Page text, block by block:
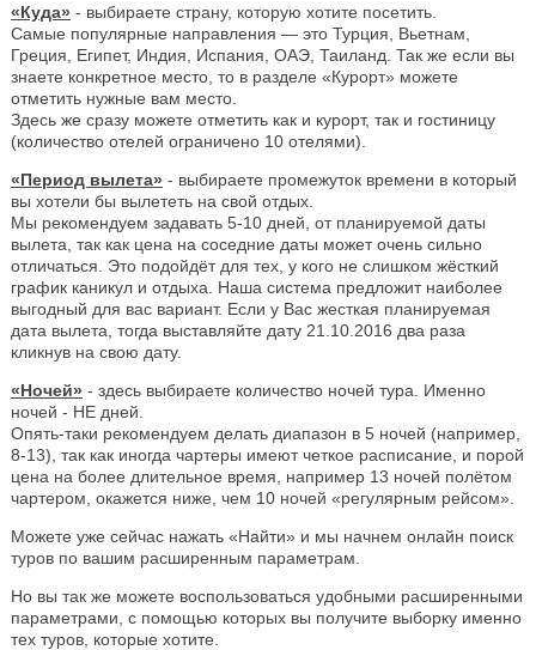
«Куда» - выбираете страну, которую хотите посетить.
Самые популярные направления — это Турция, Вьетнам,
Греция, Египет, Индия, Испания, ОАЭ, Таиланд. Так же если вы
знаете конкретное место, то в разделе «Курорт» можете
отметить нужные вам место.
Здесь же сразу можете отметить как и курорт, так и гостиницу
(количество отелей ограничено 10 отелями).
«Период вылета» - выбираете промежуток времени в который
вы хотели бы вылететь на свой отдых.
Мы рекомендуем задавать 5-10 дней, от планируемой даты
вылета, так как цена на соседние даты может очень сильно
отличаться. Это подойдёт для тех, у кого не слишком жёсткий
график каникул и отдыха. Наша система предложит наиболее
выгодный для вас вариант. Если у Вас жесткая планируемая
дата вылета, тогда выставляйте дату 21.10.2016 два раза
кликнув на свою дату.
«Ночей» - здесь выбираете количество ночей тура. Именно
ночей - НЕ дней.
Опять-таки рекомендуем делать диапазон в 5 ночей (например,
8-13), так как иногда чартеры имеют четкое расписание, и порой
цена на более длительное время, например 13 ночей полётом
чартером, окажется ниже, чем 10 ночей «регулярным рейсом».
Можете уже сейчас нажать «Найти» и мы начнем онлайн поиск
туров по вашим расширенным параметрам.
Но вы так же можете воспользоваться удобными расширенными
параметрами, с помощью которых вы получите выборку именно
тех туров, которые хотите.